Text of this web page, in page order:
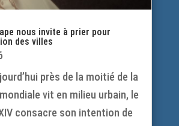
nous invite à prier pour
des villes
près de la moitié de la
vit en milieu urbain, le
consacre son intention de